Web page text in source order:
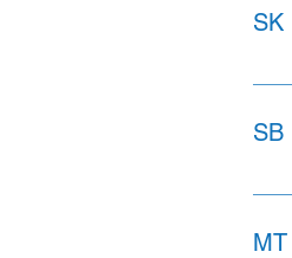
SK
SB
MT